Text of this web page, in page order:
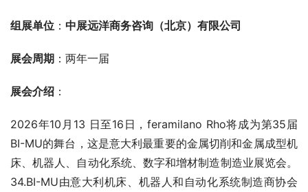
组展单位 ： 中展远洋商务咨询（北京）有限公司
展会周期 ：两年一届
展会介绍 ：
2026年10月13 日至16日，feramilano Rho将成为第35届
BI-MU的舞台，这是意大利最重要的金属切削和金属成型机
床、机器人、自动化系统、数字和增材制造制造业展览会。
34.BI-MU由意大利机床、机器人和自动化系统制造商协会